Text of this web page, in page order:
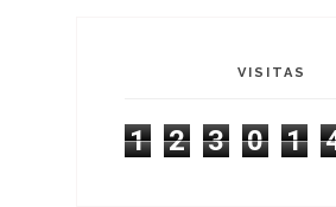
VISITAS
1 2 3 0 1